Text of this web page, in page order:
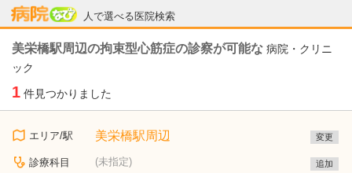
人で選べる医院検索
病院なび
美栄橋駅周辺の拘束型心筋症の診察が可能な 病院・クリニ
ック
1 件見つかりました
エリア/駅 美栄橋駅周辺 変更
診療科目 (未指定) 追加